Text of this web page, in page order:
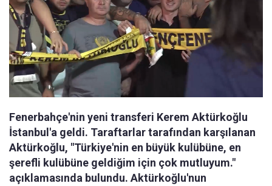
Fenerbahçe'nin yeni transferi Kerem Aktürkoğlu
İstanbul'a geldi. Taraftarlar tarafından karşılanan
Aktürkoğlu, "Türkiye'nin en büyük kulübüne, en
şerefli kulübüne geldiğim için çok mutluyum."
açıklamasında bulundu. Aktürkoğlu'nun